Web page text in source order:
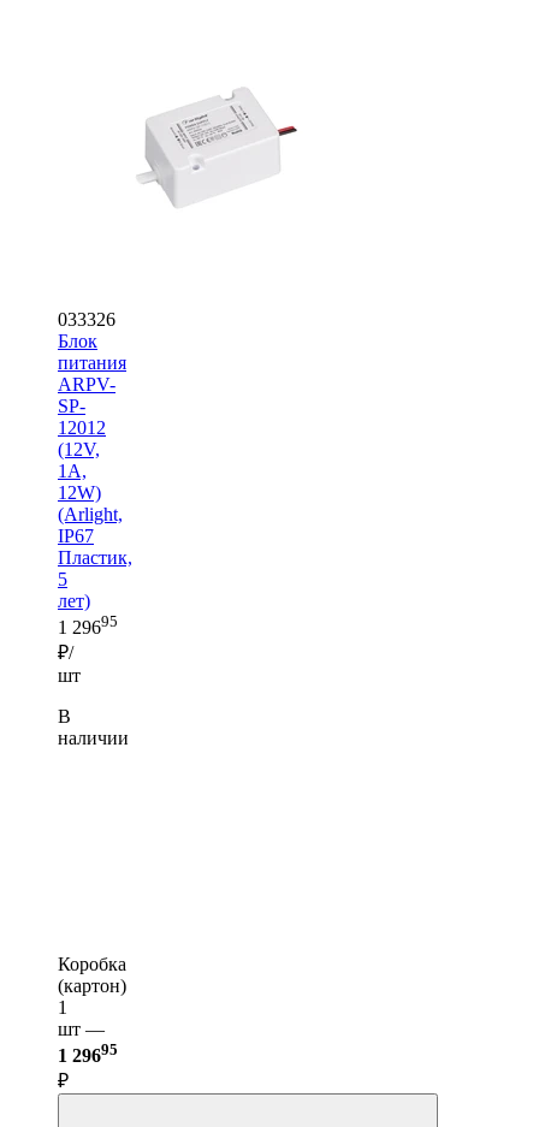
033326
Блок
питания
ARPV-
SP-
12012
(12V,
1A,
12W)
(Arlight,
IP67
Пластик,
5
лет)
1 29695
₽/
шт
В
наличии
Коробка
(картон)
1
шт —
1 29695
₽